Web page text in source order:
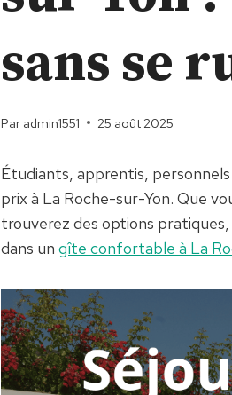
sans se
Par admin1551 25 août 2025
Étudiants, apprentis,
prix à La Roche-sur-Yon. Que
trouverez des options
dans un gîte confortable à La